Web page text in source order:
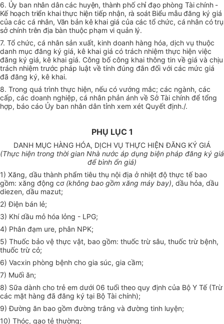
6. Ủy ban nhân dân các huyện, thành phố chỉ đạo phòng Tài chính -
Kế hoạch triển khai thực hiện tiếp nhận, rà soát Biểu mẫu đăng ký giá
của các cá nhân, Văn bản kê khai giá của các tổ chức, cá nhân có trụ
sở chính trên địa bàn thuộc phạm vi quản lý.
7. Tổ chức, cá nhân sản xuất, kinh doanh hàng hóa, dịch vụ thuộc
danh mục đăng ký giá, kê khai giá có trách nhiệm thực hiện việc
đăng ký giá, kê khai giá. Công bố công khai thông tin về giá và chịu
trách nhiệm trước pháp luật về tính đúng đắn đối với các mức giá
đã đăng ký, kê khai.
8. Trong quá trình thực hiện, nếu có vướng mắc; các ngành, các
cấp, các doanh nghiệp, cá nhân phản ánh về Sở Tài chính để tổng
hợp, báo cáo Ủy ban nhân dân tỉnh xem xét Quyết định./.
PHỤ LỤC 1
DANH MỤC HÀNG HÓA, DỊCH VỤ THỰC HIỆN ĐĂNG KÝ GIÁ
(Thực hiện trong thời gian Nhà nước áp dụng biện pháp đăng ký giá
để bình ổn giá)
1) Xăng, dầu thành phẩm tiêu thụ nội địa ở nhiệt độ thực tế bao
gồm: xăng động cơ (không bao gồm xăng máy bay), dầu hỏa, dầu
diezen, dầu mazut;
2) Điện bán lẻ;
3) Khí dầu mỏ hóa lỏng - LPG;
4) Phân đạm ure, phân NPK;
5) Thuốc bảo vệ thực vật, bao gồm: thuốc trừ sâu, thuốc trừ bệnh,
thuốc trừ cỏ;
6) Vacxin phòng bệnh cho gia súc, gia cầm;
7) Muối ăn;
8) Sữa dành cho trẻ em dưới 06 tuổi theo quy định của Bộ Y Tế (Trừ
các mặt hàng đã đăng ký tại Bộ Tài chính);
9) Đường ăn bao gồm đường trắng và đường tinh luyện;
10) Thóc, gạo tẻ thường;